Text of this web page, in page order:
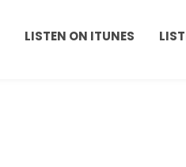
LISTEN ON ITUNES